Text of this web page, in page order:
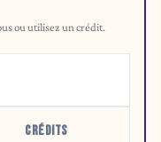
ou utilisez un crédit.
CRÉDITS